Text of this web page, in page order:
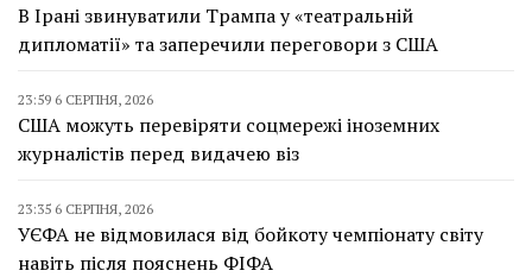
В Ірані звинуватили Трампа у «театральній
дипломатії» та заперечили переговори з США
23:59 6 СЕРПНЯ, 2026
США можуть перевіряти соцмережі іноземних
журналістів перед видачею віз
23:35 6 СЕРПНЯ, 2026
УЄФА не відмовилася від бойкоту чемпіонату світу
навіть після пояснень ФІФА